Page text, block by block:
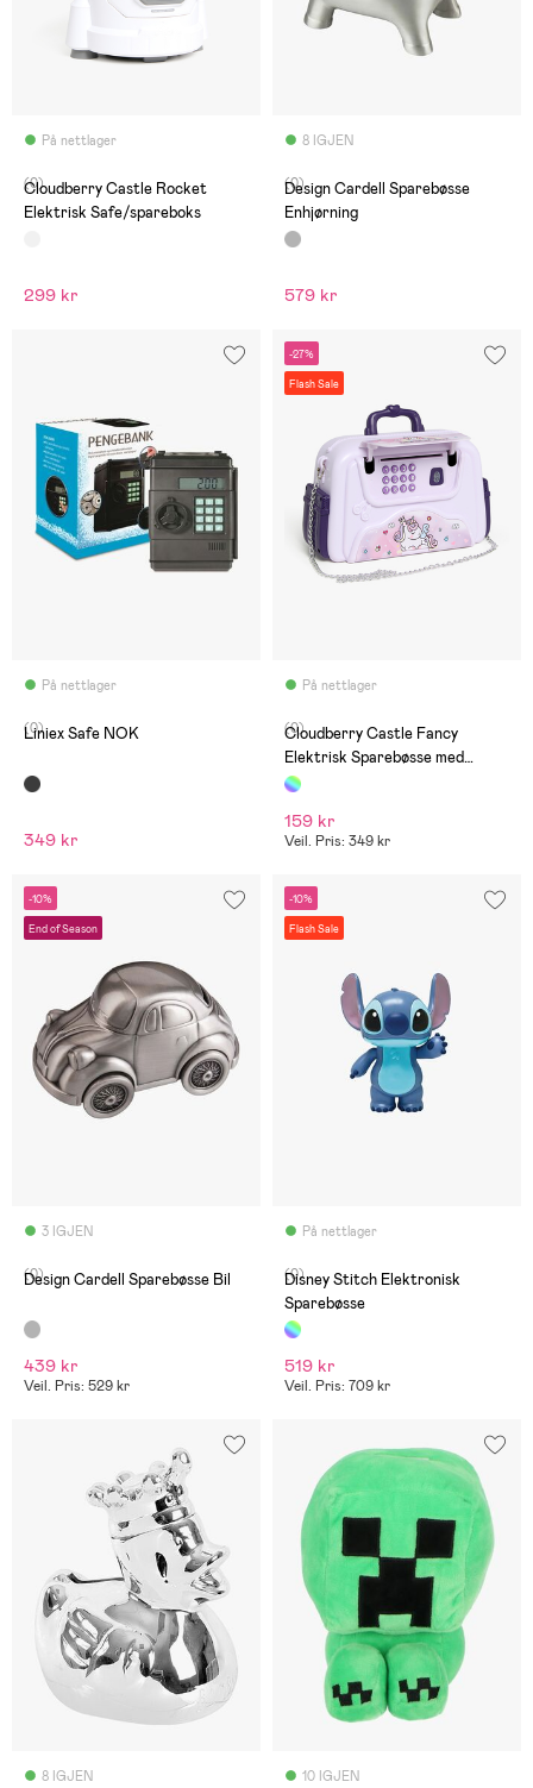
På nettlager
(0)
Cloudberry Castle Rocket
Elektrisk Safe/spareboks
299 kr
8 IGJEN
(0)
Design Cardell Sparebøsse
Enhjørning
579 kr
På nettlager
(0)
Liniex Safe NOK
349 kr
-27%
Flash Sale
På nettlager
(0)
Cloudberry Castle Fancy
Elektrisk Sparebøsse med
Kodelås
159 kr
Veil. Pris: 349 kr
-10%
End of Season
3 IGJEN
(0)
Design Cardell Sparebøsse Bil
439 kr
Veil. Pris: 529 kr
-10%
Flash Sale
På nettlager
(0)
Disney Stitch Elektronisk
Sparebøsse
519 kr
Veil. Pris: 709 kr
8 IGJEN 10 IGJEN